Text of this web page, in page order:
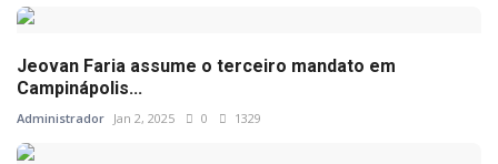
Jeovan Faria assume o terceiro mandato em
Campinápolis...
Administrador Jan 2, 2025 0 1329